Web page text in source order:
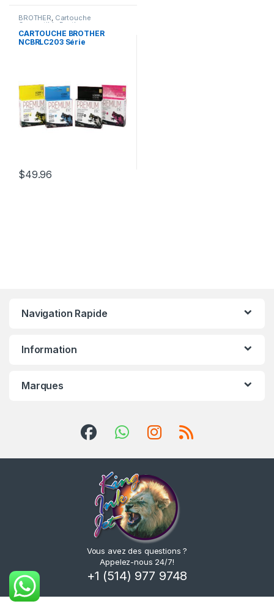
BROTHER, Cartouche
Compatible Brother
CARTOUCHE BROTHER
NCBRLC203 Série
$49.96
Navigation Rapide
Information
Marques
Vous avez des questions ?
Appelez-nous 24/7!
+1 (514) 977 9748